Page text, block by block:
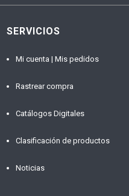
SERVICIOS
Mi cuenta | Mis pedidos
Rastrear compra
Catálogos Digitales
Clasificación de productos
Noticias